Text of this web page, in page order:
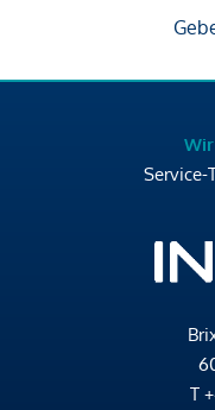
Service-
T